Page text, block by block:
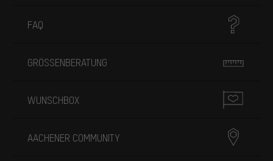
FAQ
GRÖSSENBERATUNG
WUNSCHBOX
AACHENER COMMUNITY